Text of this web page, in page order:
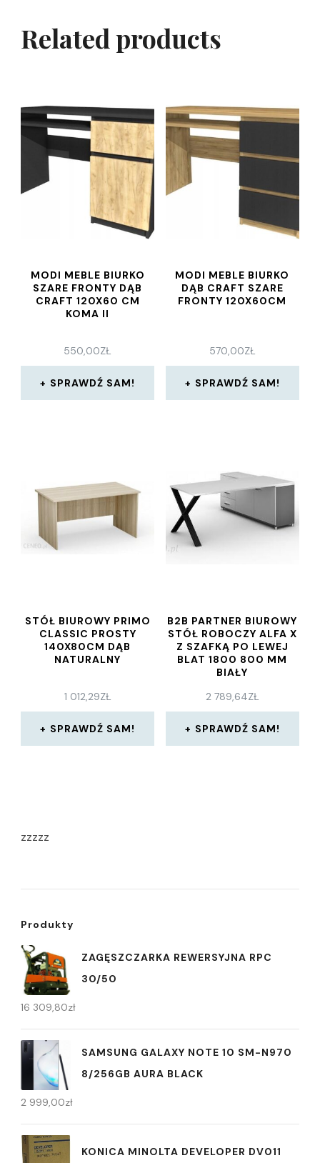
Related products
MODI MEBLE BIURKO
SZARE FRONTY DĄB
CRAFT 120X60 CM
KOMA II
550,00ZŁ
SPRAWDŹ SAM!
MODI MEBLE BIURKO
DĄB CRAFT SZARE
FRONTY 120X60CM
570,00ZŁ
SPRAWDŹ SAM!
STÓŁ BIUROWY PRIMO
CLASSIC PROSTY
140X80CM DĄB
NATURALNY
1 012,29ZŁ
SPRAWDŹ SAM!
B2B PARTNER BIUROWY
STÓŁ ROBOCZY ALFA X
Z SZAFKĄ PO LEWEJ
BLAT 1800 800 MM
BIAŁY
2 789,64ZŁ
SPRAWDŹ SAM!
zzzzz
Produkty
ZAGĘSZCZARKA REWERSYJNA RPC
30/50
16 309,80zł
SAMSUNG GALAXY NOTE 10 SM-N970
8/256GB AURA BLACK
2 999,00zł
KONICA MINOLTA DEVELOPER DV011